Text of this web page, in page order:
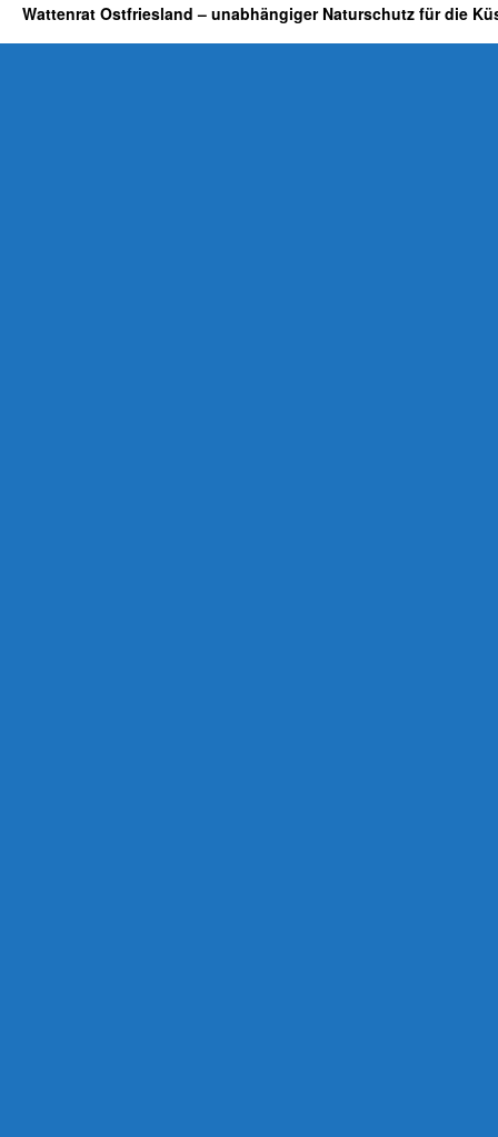
Wattenrat Ostfriesland – unabhängiger Naturschutz für die